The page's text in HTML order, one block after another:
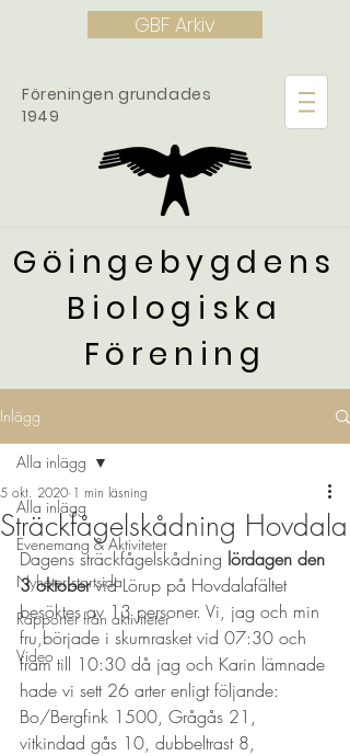
GBF Arkiv
Föreningen grundades
1949
Göingebygdens
Biologiska
Förening
Inlägg
Alla inlägg
Evenemang & Aktiviteter
Nyheter startsida
Rapporter från aktiviteter
Video
Alla inlägg
Sträckfågelskådning Hovdala
5 okt. 2020 1 min läsning
Dagens sträckfågelskådning lördagen den
3 oktober vid Lörup på Hovdalafältet
besöktes av 13 personer. Vi, jag och min
fru,började i skumrasket vid 07:30 och
fram till 10:30 då jag och Karin lämnade
hade vi sett 26 arter enligt följande:
Bo/Bergfink 1500, Grågås 21,
vitkindad gås 10, dubbeltrast 8,